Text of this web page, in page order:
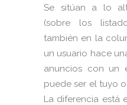
Se sitúan a lo
(sobre los
también en la
un usuario hace
anuncios con un
puede ser el tuyo
La diferencia está